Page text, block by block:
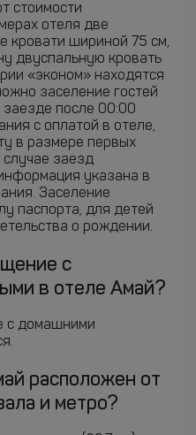
стоимости
отеля две
кровати шириной 75 см,
двуспальную кровать
«эконом» находятся
заселение гостей
заезде после 00:00
с оплатой в отеле,
в размере первых
заезд
указана в
Заселение
паспорта, для детей
о рождении.
с
в отеле Амай?
с домашними
расположен от
и метро?